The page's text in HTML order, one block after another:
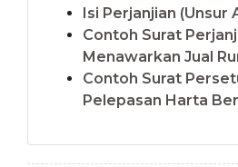
Isi Perjanjian (Unsur
Contoh Surat
Menawarkan Jual
Contoh Surat
Pelepasan Harta